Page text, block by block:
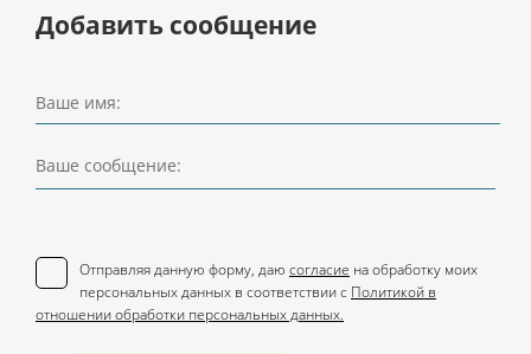
Добавить сообщение
Ваше имя:
Ваше сообщение:
Отправляя данную форму, даю согласие на обработку моих
персональных данных в соответствии с Политикой в
отношении обработки персональных данных.